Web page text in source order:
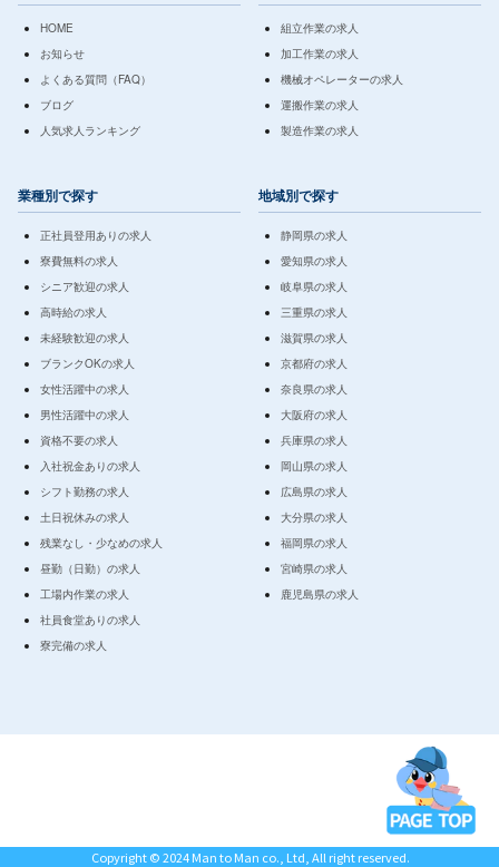
HOME
お知らせ
よくある質問（FAQ）
ブログ
人気求人ランキング
組立作業の求人
加工作業の求人
機械オペレーターの求人
運搬作業の求人
製造作業の求人
業種別で探す
正社員登用ありの求人
寮費無料の求人
シニア歓迎の求人
高時給の求人
未経験歓迎の求人
ブランクOKの求人
女性活躍中の求人
男性活躍中の求人
資格不要の求人
入社祝金ありの求人
シフト勤務の求人
土日祝休みの求人
残業なし・少なめの求人
昼勤（日勤）の求人
工場内作業の求人
社員食堂ありの求人
寮完備の求人
地域別で探す
静岡県の求人
愛知県の求人
岐阜県の求人
三重県の求人
滋賀県の求人
京都府の求人
奈良県の求人
大阪府の求人
兵庫県の求人
岡山県の求人
広島県の求人
大分県の求人
福岡県の求人
宮崎県の求人
鹿児島県の求人
Copyright © 2024 Man to Man co., Ltd, All right reserved.